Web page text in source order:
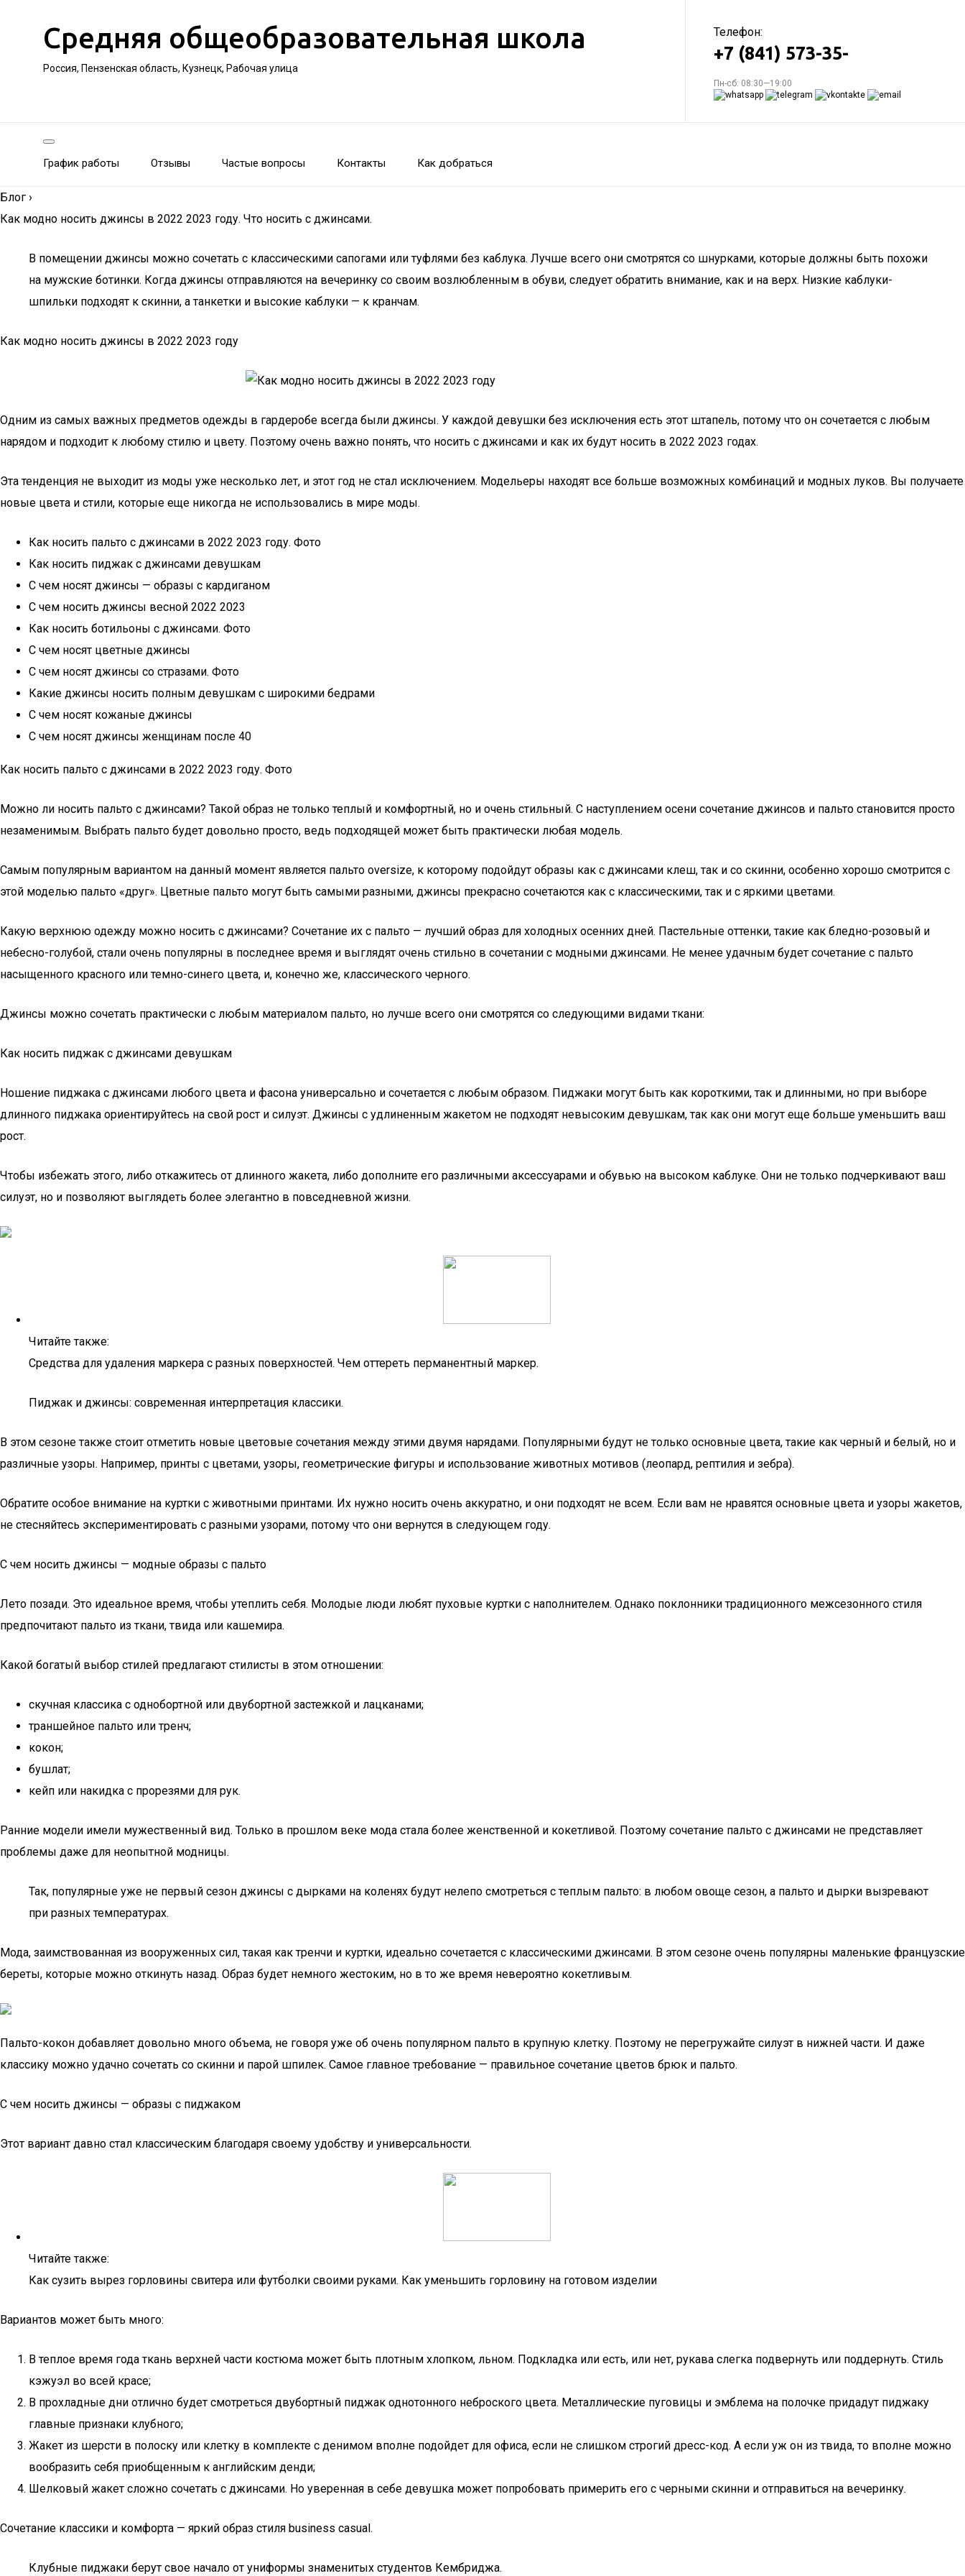
Средняя общеобразовательная школа
Россия, Пензенская область, Кузнецк, Рабочая улица
Телефон:
+7 (841) 573-35-
Пн-сб: 08:30—19:00
График работы Отзывы Частые вопросы Контакты Как добраться
Блог ›
Как модно носить джинсы в 2022 2023 году. Что носить с джинсами.
В помещении джинсы можно сочетать с классическими сапогами или туфлями без каблука. Лучше всего они смотрятся со шнурками, которые должны быть похожи
на мужские ботинки. Когда джинсы отправляются на вечеринку со своим возлюбленным в обуви, следует обратить внимание, как и на верх. Низкие каблуки-
шпильки подходят к скинни, а танкетки и высокие каблуки — к кранчам.
Как модно носить джинсы в 2022 2023 году
Одним из самых важных предметов одежды в гардеробе всегда были джинсы. У каждой девушки без исключения есть этот штапель, потому что он сочетается с любым
нарядом и подходит к любому стилю и цвету. Поэтому очень важно понять, что носить с джинсами и как их будут носить в 2022 2023 годах.
Эта тенденция не выходит из моды уже несколько лет, и этот год не стал исключением. Модельеры находят все больше возможных комбинаций и модных луков. Вы получаете
новые цвета и стили, которые еще никогда не использовались в мире моды.
Как носить пальто с джинсами в 2022 2023 году. Фото
Как носить пиджак с джинсами девушкам
С чем носят джинсы — образы с кардиганом
С чем носить джинсы весной 2022 2023
Как носить ботильоны с джинсами. Фото
С чем носят цветные джинсы
С чем носят джинсы со стразами. Фото
Какие джинсы носить полным девушкам с широкими бедрами
С чем носят кожаные джинсы
С чем носят джинсы женщинам после 40
Как носить пальто с джинсами в 2022 2023 году. Фото
Можно ли носить пальто с джинсами? Такой образ не только теплый и комфортный, но и очень стильный. С наступлением осени сочетание джинсов и пальто становится просто
незаменимым. Выбрать пальто будет довольно просто, ведь подходящей может быть практически любая модель.
Самым популярным вариантом на данный момент является пальто oversize, к которому подойдут образы как с джинсами клеш, так и со скинни, особенно хорошо смотрится с
этой моделью пальто «друг». Цветные пальто могут быть самыми разными, джинсы прекрасно сочетаются как с классическими, так и с яркими цветами.
Какую верхнюю одежду можно носить с джинсами? Сочетание их с пальто — лучший образ для холодных осенних дней. Пастельные оттенки, такие как бледно-розовый и
небесно-голубой, стали очень популярны в последнее время и выглядят очень стильно в сочетании с модными джинсами. Не менее удачным будет сочетание с пальто
насыщенного красного или темно-синего цвета, и, конечно же, классического черного.
Джинсы можно сочетать практически с любым материалом пальто, но лучше всего они смотрятся со следующими видами ткани:
Как носить пиджак с джинсами девушкам
Ношение пиджака с джинсами любого цвета и фасона универсально и сочетается с любым образом. Пиджаки могут быть как короткими, так и длинными, но при выборе
длинного пиджака ориентируйтесь на свой рост и силуэт. Джинсы с удлиненным жакетом не подходят невысоким девушкам, так как они могут еще больше уменьшить ваш
рост.
Чтобы избежать этого, либо откажитесь от длинного жакета, либо дополните его различными аксессуарами и обувью на высоком каблуке. Они не только подчеркивают ваш
силуэт, но и позволяют выглядеть более элегантно в повседневной жизни.
Читайте также:
Средства для удаления маркера с разных поверхностей. Чем оттереть перманентный маркер.
Пиджак и джинсы: современная интерпретация классики.
В этом сезоне также стоит отметить новые цветовые сочетания между этими двумя нарядами. Популярными будут не только основные цвета, такие как черный и белый, но и
различные узоры. Например, принты с цветами, узоры, геометрические фигуры и использование животных мотивов (леопард, рептилия и зебра).
Обратите особое внимание на куртки с животными принтами. Их нужно носить очень аккуратно, и они подходят не всем. Если вам не нравятся основные цвета и узоры жакетов,
не стесняйтесь экспериментировать с разными узорами, потому что они вернутся в следующем году.
С чем носить джинсы — модные образы с пальто
Лето позади. Это идеальное время, чтобы утеплить себя. Молодые люди любят пуховые куртки с наполнителем. Однако поклонники традиционного межсезонного стиля
предпочитают пальто из ткани, твида или кашемира.
Какой богатый выбор стилей предлагают стилисты в этом отношении:
скучная классика с однобортной или двубортной застежкой и лацканами;
траншейное пальто или тренч;
кокон;
бушлат;
кейп или накидка с прорезями для рук.
Ранние модели имели мужественный вид. Только в прошлом веке мода стала более женственной и кокетливой. Поэтому сочетание пальто с джинсами не представляет
проблемы даже для неопытной модницы.
Так, популярные уже не первый сезон джинсы с дырками на коленях будут нелепо смотреться с теплым пальто: в любом овоще сезон, а пальто и дырки вызревают
при разных температурах.
Мода, заимствованная из вооруженных сил, такая как тренчи и куртки, идеально сочетается с классическими джинсами. В этом сезоне очень популярны маленькие французские
береты, которые можно откинуть назад. Образ будет немного жестоким, но в то же время невероятно кокетливым.
Пальто-кокон добавляет довольно много объема, не говоря уже об очень популярном пальто в крупную клетку. Поэтому не перегружайте силуэт в нижней части. И даже
классику можно удачно сочетать со скинни и парой шпилек. Самое главное требование — правильное сочетание цветов брюк и пальто.
С чем носить джинсы — образы с пиджаком
Этот вариант давно стал классическим благодаря своему удобству и универсальности.
Читайте также:
Как сузить вырез горловины свитера или футболки своими руками. Как уменьшить горловину на готовом изделии
Вариантов может быть много:
В теплое время года ткань верхней части костюма может быть плотным хлопком, льном. Подкладка или есть, или нет, рукава слегка подвернуть или поддернуть. Стиль
кэжуэл во всей красе;
В прохладные дни отлично будет смотреться двубортный пиджак однотонного неброского цвета. Металлические пуговицы и эмблема на полочке придадут пиджаку
главные признаки клубного;
Жакет из шерсти в полоску или клетку в комплекте с денимом вполне подойдет для офиса, если не слишком строгий дресс-код. А если уж он из твида, то вполне можно
вообразить себя приобщенным к английским денди;
Шелковый жакет сложно сочетать с джинсами. Но уверенная в себе девушка может попробовать примерить его с черными скинни и отправиться на вечеринку.
Сочетание классики и комфорта — яркий образ стиля business casual.
Клубные пиджаки берут свое начало от униформы знаменитых студентов Кембриджа.